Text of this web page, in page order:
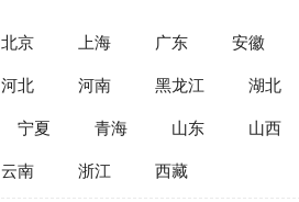
北京 上海 广东 安徽
河北 河南 黑龙江 湖北
宁夏 青海 山东 山西
云南 浙江 西藏